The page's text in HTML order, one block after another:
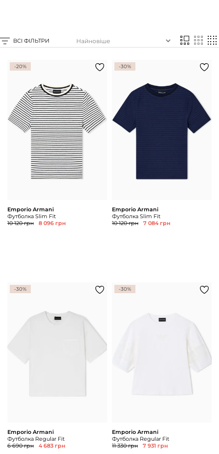
Відкуки про
Питання та
Контакти
Догляд
+38(050)4840005
ВСІ ФІЛЬТРИ
-20%
Emporio Armani
Футболка Slim Fit
10 120 грн
8 096 грн
-30%
Emporio Armani
Футболка Slim Fit
10 120 грн
7 084 грн
-30%
Emporio Armani
Футболка Regular Fit
6 690 грн
4 683 грн
-30%
Emporio Armani
Футболка Regular Fit
11 330 грн
7 931 грн